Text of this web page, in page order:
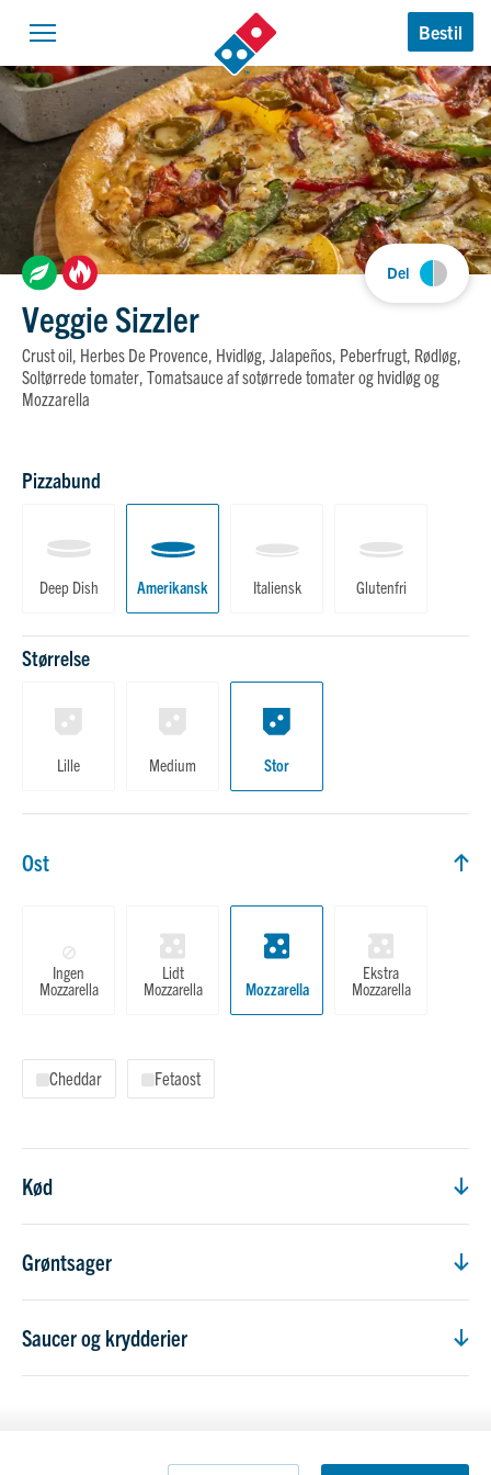
Bestil
Del
Veggie Sizzler
Crust oil, Herbes De Provence, Hvidløg, Jalapeños, Peberfrugt, Rødløg,
Soltørrede tomater, Tomatsauce af sotørrede tomater og hvidløg og
Mozzarella
Pizzabund
Deep Dish Amerikansk Italiensk Glutenfri
Størrelse
Lille Medium Stor
Ost
Ingen
Mozzarella
Lidt
Mozzarella Mozzarella
Ekstra
Mozzarella
Cheddar Fetaost
Kød
Grøntsager
Saucer og krydderier